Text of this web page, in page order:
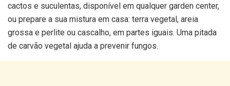
cactos e suculentas, disponível em qualquer garden center,
ou prepare a sua mistura em casa: terra vegetal, areia
grossa e perlite ou cascalho, em partes iguais. Uma pitada
de carvão vegetal ajuda a prevenir fungos.